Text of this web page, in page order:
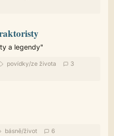
a legendy"
povídky/ze života
3
básně/život
6